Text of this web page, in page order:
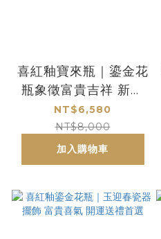
喜紅釉寶來瓶｜鎏金花
瓶象徵富貴吉祥 新居
開運與送禮首選
NT$6,580
NT$8,000
加入購物車